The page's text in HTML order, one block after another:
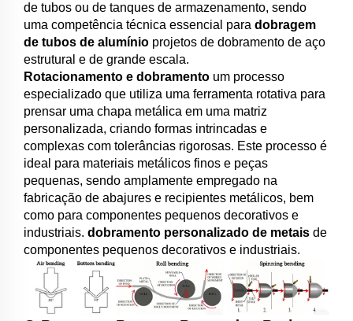
de tubos ou de tanques de armazenamento, sendo
uma competência técnica essencial para dobragem
de tubos de alumínio projetos de dobramento de aço
estrutural e de grande escala.
Rotacionamento e dobramento um processo
especializado que utiliza uma ferramenta rotativa para
prensar uma chapa metálica em uma matriz
personalizada, criando formas intrincadas e
complexas com tolerâncias rigorosas. Este processo é
ideal para materiais metálicos finos e peças
pequenas, sendo amplamente empregado na
fabricação de abajures e recipientes metálicos, bem
como para componentes pequenos decorativos e
industriais. dobramento personalizado de metais de
componentes pequenos decorativos e industriais.